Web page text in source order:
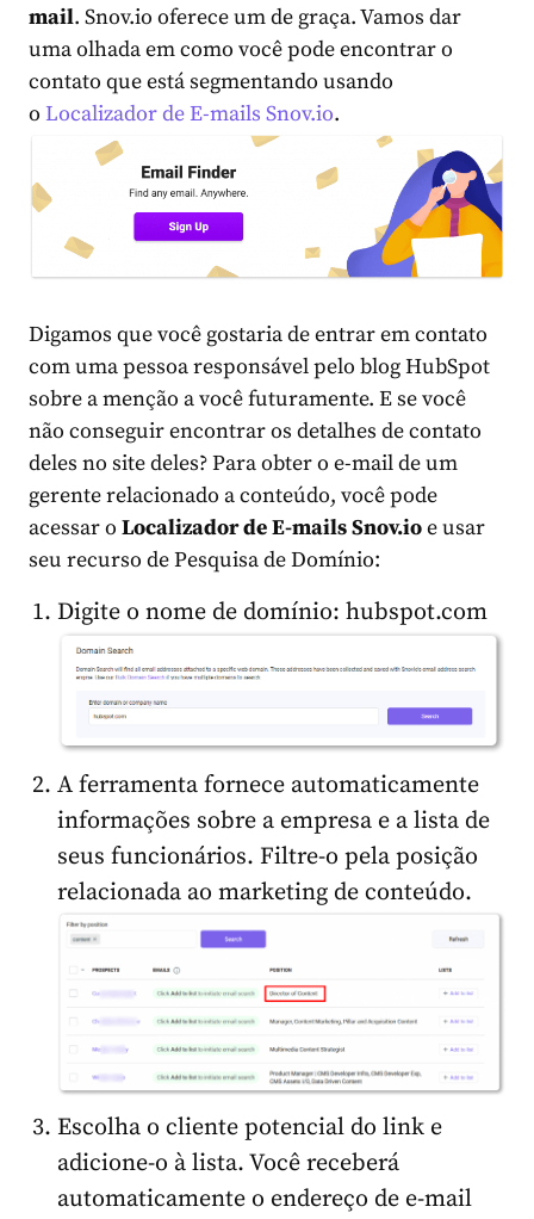
mail. Snov.io oferece um de graça. Vamos dar
uma olhada em como você pode encontrar o
contato que está segmentando usando
o Localizador de E-mails Snov.io.
Digamos que você gostaria de entrar em contato
com uma pessoa responsável pelo blog HubSpot
sobre a menção a você futuramente. E se você
não conseguir encontrar os detalhes de contato
deles no site deles? Para obter o e-mail de um
gerente relacionado a conteúdo, você pode
acessar o Localizador de E-mails Snov.ioe usar
seu recurso de Pesquisa de Domínio:
Digite o nome de domínio: hubspot.com
A ferramenta fornece automaticamente
informações sobre a empresa e a lista de
seus funcionários. Filtre-o pela posição
relacionada ao marketing de conteúdo.
Escolha o cliente potencial do link e
adicione-o à lista. Você receberá
automaticamente o endereço de e-mail